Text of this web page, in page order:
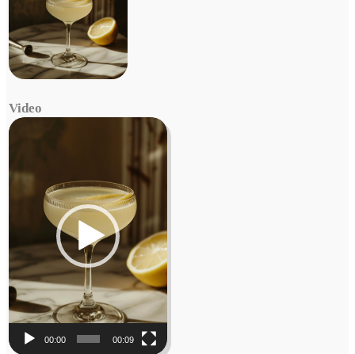
Video
Video
Player
00:00 00:09